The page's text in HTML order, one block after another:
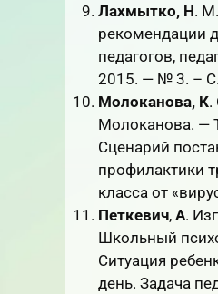
Лахмытко, Н.
рекомендации
педагогов,
2015. — № 3. –
Молоканова, К.
Молоканова. —
Сценарий
профилактики
класса от
Петкевич, А.
Школьный
Ситуация
день. Задача